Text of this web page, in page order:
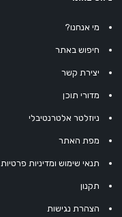
מי אנחנו?
חיפוש באתר
יצירת קשר
מדורי תוכן
ניוזלטר אלטרנטיבלי
מפת האתר
תנאי שימוש ומדיניות פרטיות
תקנון
הצהרת נגישות